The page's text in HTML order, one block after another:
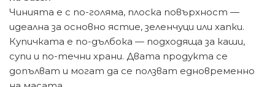
Чинията е с по-голяма, плоска повърхност —
идеална за основно ястие, зеленчуци или хапки.
Купичката е по-дълбока — подходяща за каши,
супи и по-течни храни. Двата продукта се
допълват и могат да се ползват едновременно